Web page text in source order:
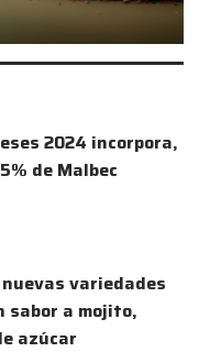
2024 incorpora,
de Malbec
variedades
sabor a mojito,
azúcar